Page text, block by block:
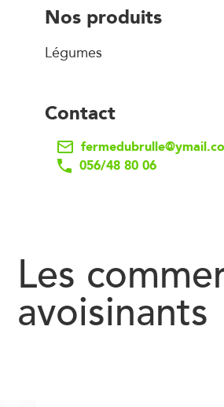
Nos produits
Légumes
Contact
056/48 80 06
Les
avoisinants